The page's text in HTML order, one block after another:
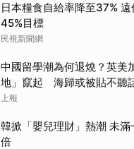
日本糧食自給率降至37%
45%目標
民視新聞網
中國留學潮為何退燒？英美
地」竄起 海歸或被貼不聽
上報
韓掀「嬰兒理財」熱潮 未
倍